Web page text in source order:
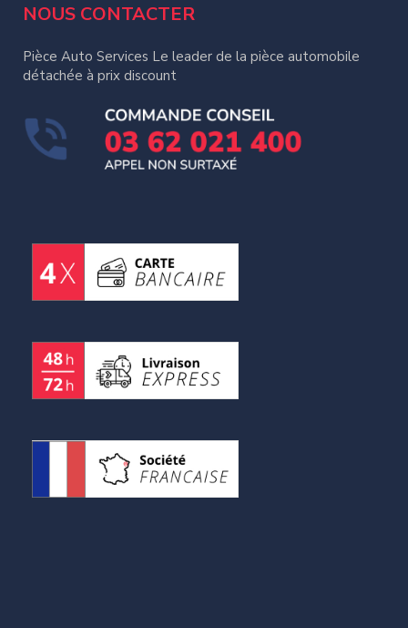
NOUS CONTACTER
Pièce Auto Services Le leader de la pièce automobile
détachée à prix discount